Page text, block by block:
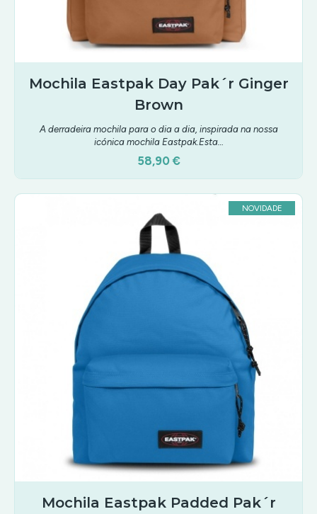
Mochila Eastpak Day Pak´r Ginger
Brown
A derradeira mochila para o dia a dia, inspirada na nossa
icónica mochila Eastpak.Esta…
58,90 €
NOVIDADE
Mochila Eastpak Padded Pak´r